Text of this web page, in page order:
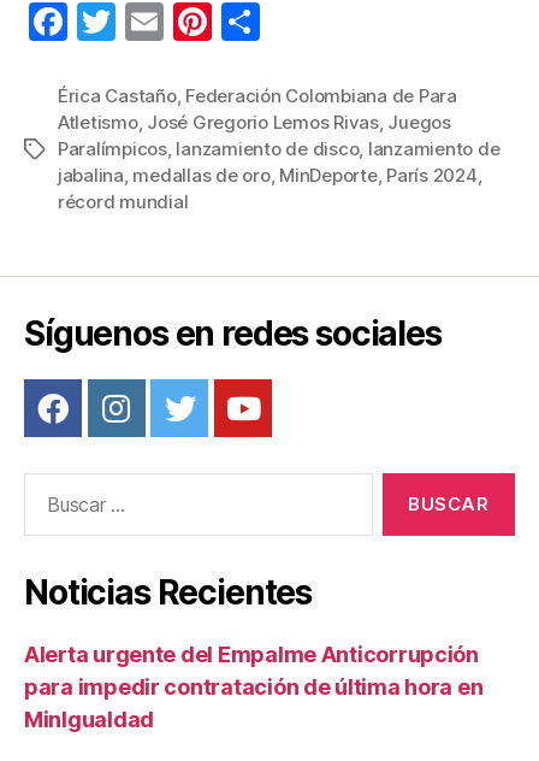
F
c
e
b
o
k
T
tt
er
E
ail
Pi
er
e
st
m
p
ar
Etiquetas
Érica Castaño, Federación Colombiana de Para
Atletismo, José Gregorio Lemos Rivas, Juegos
Paralímpicos, lanzamiento de disco, lanzamiento de
jabalina medallas de oro, MinDeporte, París 2024
récord mundial
Síguenos en redes sociales
Noticias Recientes
Alerta urgente del Empalme Anticorrupción
para impedir contratación de última hora en
MinIgualdad